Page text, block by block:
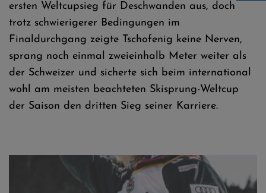
ersten Weltcupsieg für Deschwanden aus, doch
trotz schwierigerer Bedingungen im
Finaldurchgang zeigte Tschofenig keine Nerven,
sprang noch einmal zweieinhalb Meter weiter als
der Schweizer und sicherte sich beim international
wohl am meisten beachteten Skisprung-Weltcup
der Saison den dritten Sieg seiner Karriere.
auch die Führung in der Tournee - Fotos: Tadeusz Mieczynski